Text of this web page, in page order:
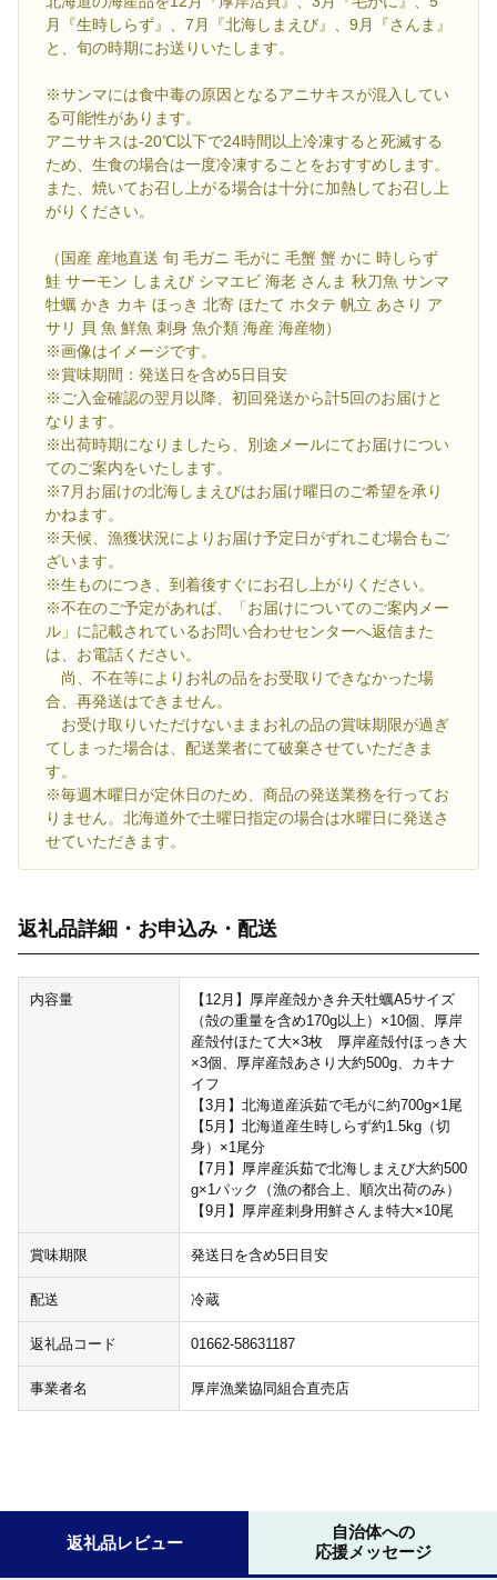
月『生時しらず』、7月『北海しまえび』、9月『さんま』
と、旬の時期にお送りいたします。
※サンマには食中毒の原因となるアニサキスが混入してい
る可能性があります。
アニサキスは-20℃以下で24時間以上冷凍すると死滅する
ため、生食の場合は一度冷凍することをおすすめします。
また、焼いてお召し上がる場合は十分に加熱してお召し上
がりください。
（国産 産地直送 旬 毛ガニ 毛がに 毛蟹 蟹 かに 時しらず
鮭 サーモン しまえび シマエビ 海老 さんま 秋刀魚 サンマ
牡蠣 かき カキ ほっき 北寄 ほたて ホタテ 帆立 あさり ア
サリ 貝 魚 鮮魚 刺身 魚介類 海産 海産物）
※画像はイメージです。
※賞味期間：発送日を含め5日目安
※ご入金確認の翌月以降、初回発送から計5回のお届けと
なります。
※出荷時期になりましたら、別途メールにてお届けについ
てのご案内をいたします。
※7月お届けの北海しまえびはお届け曜日のご希望を承り
かねます。
※天候、漁獲状況によりお届け予定日がずれこむ場合もご
ざいます。
※生ものにつき、到着後すぐにお召し上がりください。
※不在のご予定があれば、「お届けについてのご案内メー
ル」に記載されているお問い合わせセンターへ返信また
は、お電話ください。
尚、不在等によりお礼の品をお受取りできなかった場
合、再発送はできません。
お受け取りいただけないままお礼の品の賞味期限が過ぎ
てしまった場合は、配送業者にて破棄させていただきま
す。
※毎週木曜日が定休日のため、商品の発送業務を行ってお
りません。北海道外で土曜日指定の場合は水曜日に発送さ
せていただきます。
返礼品詳細・お申込み・配送
内容量
【12月】厚岸産殻かき弁天牡蠣A5サイズ
（殻の重量を含め170g以上）×10個、厚岸
産殻付ほたて大×3枚 厚岸産殻付ほっき大
×3個、厚岸産殻あさり大約500g、カキナ
イフ
【3月】北海道産浜茹で毛がに約700g×1尾
【5月】北海道産生時しらず約1.5kg（切
身）×1尾分
【7月】厚岸産浜茹で北海しまえび大約500
g×1パック（漁の都合上、順次出荷のみ）
【9月】厚岸産刺身用鮮さんま特大×10尾
賞味期限 発送日を含め5日目安
配送 冷蔵
返礼品コード 01662-58631187
事業者名 厚岸漁業協同組合直売店
返礼品レビュー
自治体への
応援メッセージ